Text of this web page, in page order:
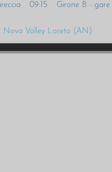
09:15
Girone B - gare
Nova Volley Loreto (AN)